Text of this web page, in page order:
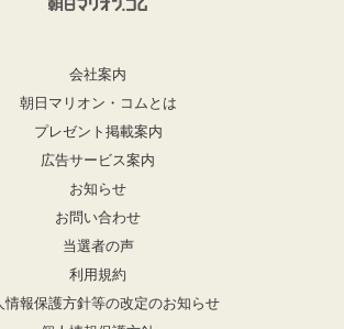
会社案内
朝日マリオン・コムとは
プレゼント掲載案内
広告サービス案内
お知らせ
お問い合わせ
当選者の声
利用規約
情報保護方針等の改定のお知らせ